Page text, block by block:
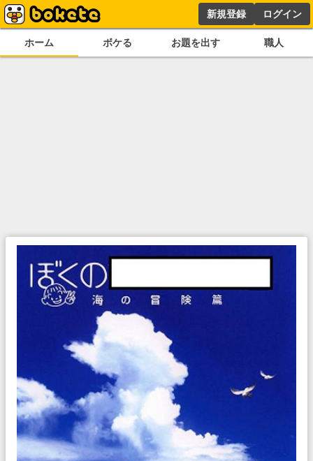
新規登録 ログイン
ホーム ボケる お題を出す 職人